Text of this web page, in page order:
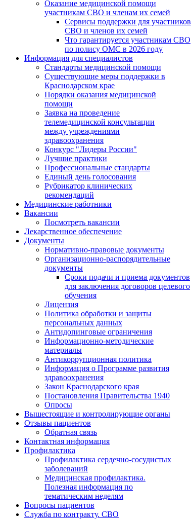
Оказание медицинской помощи
участникам СВО и членам их семей
Сервисы поддержки для участников
СВО и членов их семей
Что гарантируется участникам СВО
по полису ОМС в 2026 году
Информация для специалистов
Стандарты медицинской помощи
Существующие меры поддержки в
Краснодарском крае
Порядки оказания медицинской
помощи
Заявка на проведение
телемедицинской консультации
между учреждениями
здравоохранения
Конкурс "Лидеры России"
Лучшие практики
Профессиональные стандарты
Единый день голосования
Рубрикатор клинических
рекомендаций
Медицинские работники
Вакансии
Посмотреть вакансии
Лекарственное обеспечение
Документы
Нормативно-правовые документы
Организационно-распорядительные
документы
Сроки подачи и приема документов
для заключения договоров целевого
обучения
Лицензия
Политика обработки и защиты
персональных данных
Антидопинговые ограничения
Информационно-методические
материалы
Антикоррупционная политика
Информация о Программе развития
здравоохранения
Закон Краснодарского края
Постановления Правительства 1940
Опросы
Вышестоящие и контролирующие органы
Отзывы пациентов
Обратная связь
Контактная информация
Профилактика
Профилактика сердечно-сосудистых
заболеваний
Медицинская профилактика.
Полезная информация по
тематическим неделям
Вопросы пациентов
Служба по контракту. СВО